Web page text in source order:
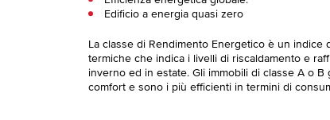
Edificio a energia quasi zero
La classe di Rendimento Energetico è un indice
termiche che indica i livelli di riscaldamento e
inverno ed in estate. Gli immobili di classe A o B
comfort e sono i più efficienti in termini di